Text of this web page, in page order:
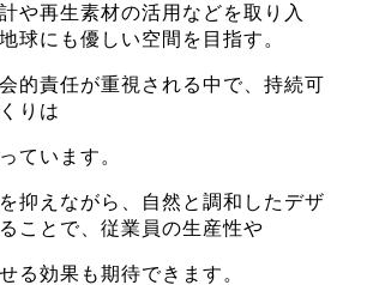
や再生素材の活用などを取り入
球にも優しい空間を目指す。
的責任が重視される中で、持続可
りは
ています。
抑えながら、自然と調和したデザ
ことで、従業員の生産性や
る効果も期待できます。